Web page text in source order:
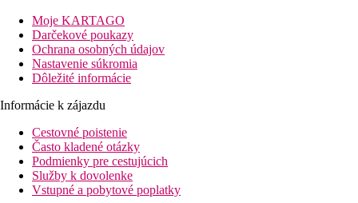
nákupy/centrum: 0m
letisko: 21 km
Popis izby
Dvojlôžková izba
TV/sat.
set na prípravu kávy a čaju
telefón
minichladnička
trezor (za poplatok)
wifi
Moje KARTAGO
Darčekové poukazy
Ochrana osobných údajov
Nastavenie súkromia
Dôležité informácie
Informácie k zájazdu
Cestovné poistenie
Často kladené otázky
Podmienky pre cestujúcich
Služby k dovolenke
Vstupné a pobytové poplatky